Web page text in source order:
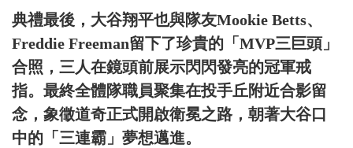
典禮最後，大谷翔平也與隊友Mookie Betts、
Freddie Freeman留下了珍貴的「MVP三巨頭」
合照，三人在鏡頭前展示閃閃發亮的冠軍戒
指。最終全體隊職員聚集在投手丘附近合影留
念，象徵道奇正式開啟衛冕之路，朝著大谷口
中的「三連霸」夢想邁進。